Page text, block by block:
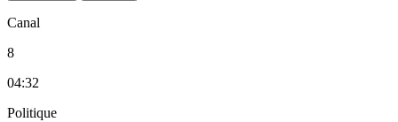
Canal
8
04:32
Politique